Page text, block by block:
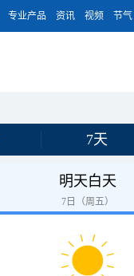
专业产品 资讯 视频 节气
7天
明天白天
7日（周五）